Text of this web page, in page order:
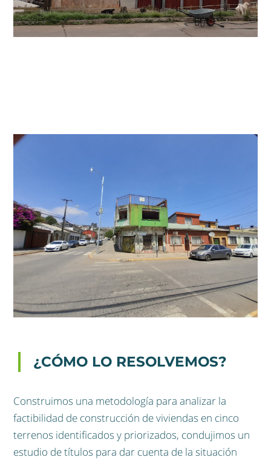
¿CÓMO LO RESOLVEMOS?
Construimos una metodología para analizar la
factibilidad de construcción de viviendas en cinco
terrenos identificados y priorizados, condujimos un
estudio de títulos para dar cuenta de la situación